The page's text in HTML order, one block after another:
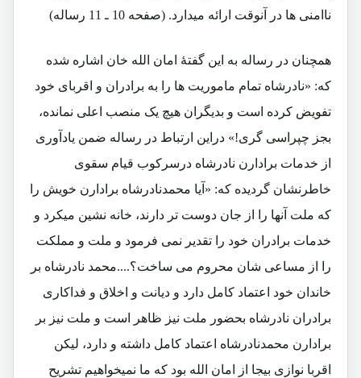
ناامنی ها در آنوقت ارائه میدارد. (صفحه 10 ـ 11 رساله)
همچنان در رساله به این گفتۀ امان الله خان اشاره شده
که: «نادرشاه تمام ماموریت ها را به برادران و اقربای خود
تفویض کرده است و بدیگران هیچ یک منصب اعلی نمانده،
بجز چپراسی گری!» دراین ارتباط در رساله ضمن یادآوری
از خدمات برادارن نادرشاه درسرکوب قیام سقوی
خاطرنشان گردیده که: «آیا محمدنادرشاه برادارن خویش را
که ملت آنها را از جان دوست تر دارند، خانه نشین میکرد و
خدمات برادران خود را تقدیر نمی فرمود و ملت و مملکت
را از مساعی شان محروم می ساخت؟....محمد نادرشاه بر
خاندان خود اعتماد کامل دارد و دیانت و اخلاق و فداکاری
برادران نادرشاه بحضور ملت نیز ظاهر است و ملت نیز بر
برادارن محمدنادرشاه اعتماد کامل داشته و دارد، لیکن
اقربا نوازی بیجا از امان الله بود که ما نمیخواهیم تشریح